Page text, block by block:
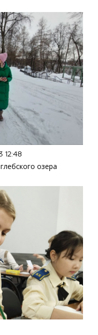
12:48
озера